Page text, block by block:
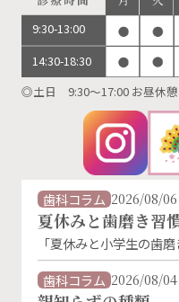
9:30-13:00
14:30-18:30
◎土日 9:30～17:00 お昼休憩
歯科コラム 2026/08/06
夏休みと歯磨き習
「夏休みと小学生の歯
り、生活リズムが変わ
になります。特に朝の歯
ら」「外に出かけないか
歯科コラム 2026/08/04